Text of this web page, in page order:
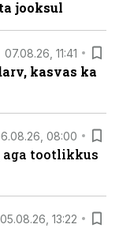
jooksul
07.08.26, 11:41
kasvas ka
08:00
aga tootlikkus
05.08.26, 13:22